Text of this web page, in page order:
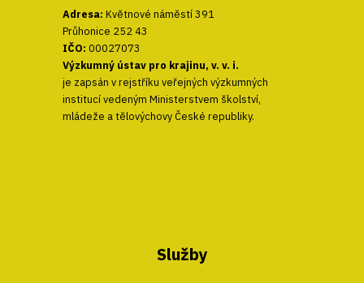
Adresa: Květnové náměstí 391
Průhonice 252 43
IČO: 00027073
Výzkumný ústav pro krajinu, v. v. i.
je zapsán v rejstříku veřejných výzkumných
institucí vedeným Ministerstvem školství,
mládeže a tělovýchovy České republiky.
Služby